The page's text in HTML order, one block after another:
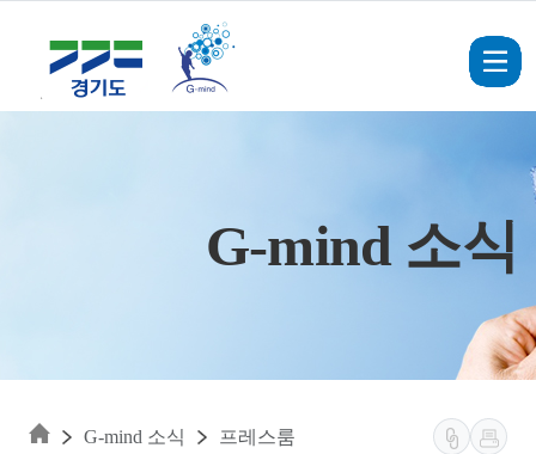
G-mind 소식
G-mind 소식 프레스룸